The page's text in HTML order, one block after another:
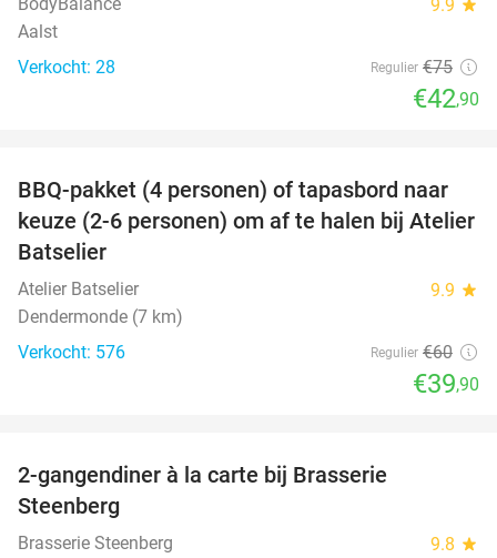
9.9 star
Aalst
Verkocht: 28
Regulier €75
€42,90
34%
BBQ-pakket (4 personen) of tapasbord naar
keuze (2-6 personen) om af te halen bij Atelier
Batselier
Atelier Batselier 9.9 star
Dendermonde (7 km)
Verkocht: 576
Regulier €60
€39,90
2-gangendiner à la carte bij Brasserie
Steenberg
Brasserie Steenberg 9.8 star